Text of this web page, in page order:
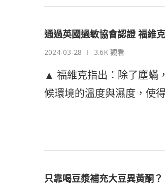
通過英國過敏協會認證 福維
2024-03-28 3.6K 觀看
▲ 福維克指出：除了塵蟎
候環境的溫度與濕度，使
只靠喝豆漿補充大豆異黃酮